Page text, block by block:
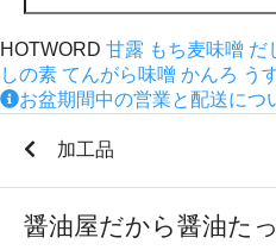
HOTWORD 甘露 もち麦味噌 だ
しの素 てんがら味噌 かんろ う
お盆期間中の営業と配送につ
加工品
醤油屋だから醤油た